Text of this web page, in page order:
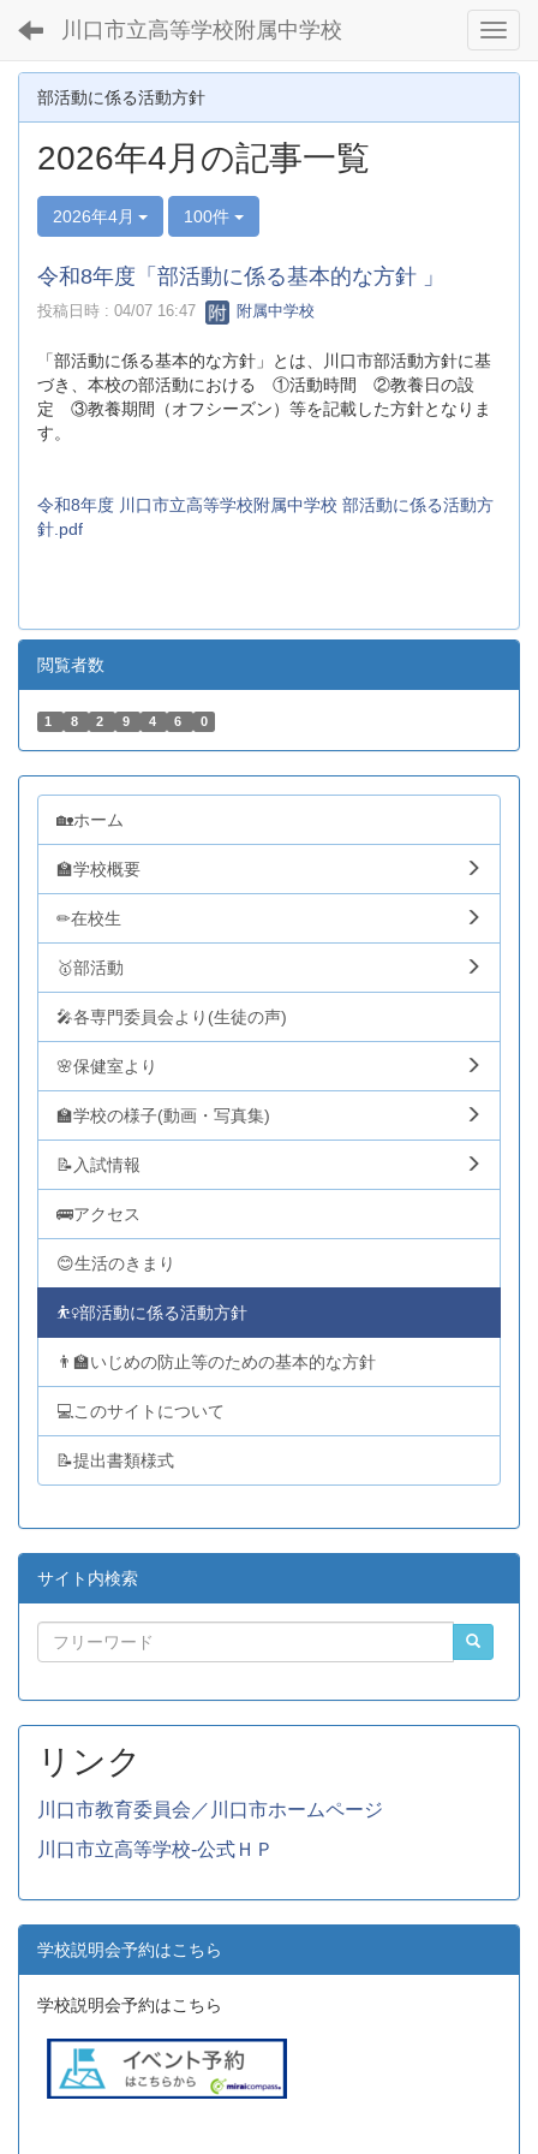
川口市立高等学校附属中学校
部活動に係る活動方針
2026年4月の記事一覧
2026年4月 100件
令和8年度「部活動に係る基本的な方針 」
投稿日時 : 04/07 16:47 附属中学校
「部活動に係る基本的な方針」とは、川口市部活動方針に基
づき、本校の部活動における ①活動時間 ②教養日の設
定 ③教養期間（オフシーズン）等を記載した方針となりま
す。
令和8年度 川口市立高等学校附属中学校 部活動に係る活動方
針.pdf
閲覧者数
1 8 2 9 4 6 0
🏡ホーム
🏫学校概要
✏在校生
🥇部活動
🎤各専門委員会より(生徒の声)
🌸保健室より
🏫学校の様子(動画・写真集)
📝入試情報
🚌アクセス
😊生活のきまり
⛹️‍♀️部活動に係る活動方針
👨‍🏫いじめの防止等のための基本的な方針
💻このサイトについて
📝提出書類様式
サイト内検索
リンク
川口市教育委員会／川口市ホームページ
川口市立高等学校-公式ＨＰ
学校説明会予約はこちら
学校説明会予約はこちら